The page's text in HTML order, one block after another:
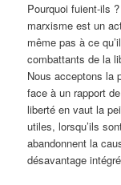
Pourquoi fuient-ils
marxisme est un
même pas à ce
combattants de la
Nous acceptons la
face à un rapport
liberté en vaut la
utiles, lorsqu’ils
abandonnent la
désavantage